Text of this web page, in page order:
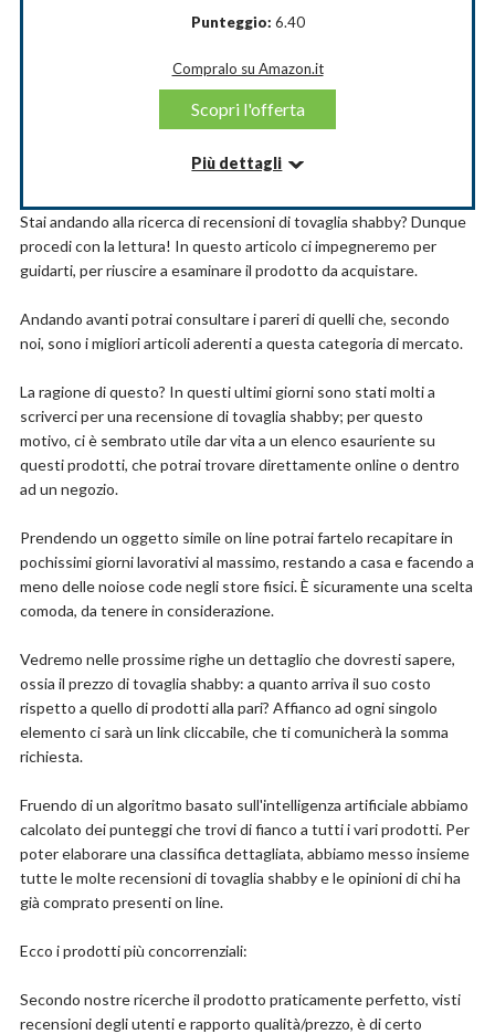
Dimensioni del prodotto: 2L x 1,4l metri
Colore: Multi
Marchio: ABAKUHAUS
Forma: Rettangolare
Scopri l'offerta
Punteggio: 6.40
Compralo su Amazon.it
Scopri l'offerta
Più dettagli
LAVABILE - Ciclo freddo. Facile da pulire.
Abbastanza resistente sia per uso interno che
esterno.
tua famiglia e i tuoi amici, divertirti insieme.
FABBRICATO A - Raso di seta 100% poliestere di
DIMENSIONE - 140 cm di larghezza x 200 cm di
lunghezza.Altamente unico e versatile.FATTO IN
TURCHIA.
PERFETTO - Per ogni occasione a casa, festa,
hotel, ristorante, bar, cucina, sala da pranzo.
Materiale: Poliestere
Marchio: ABAKUHAUS
Colore: Multi 24
Compralo su Amazon.it
Stai andando alla ricerca di recensioni di tovaglia shabby? Dunque
procedi con la lettura! In questo articolo ci impegneremo per
guidarti, per riuscire a esaminare il prodotto da acquistare.
Andando avanti potrai consultare i pareri di quelli che, secondo
noi, sono i migliori articoli aderenti a questa categoria di mercato.
La ragione di questo? In questi ultimi giorni sono stati molti a
scriverci per una recensione di tovaglia shabby; per questo
motivo, ci è sembrato utile dar vita a un elenco esauriente su
questi prodotti, che potrai trovare direttamente online o dentro
ad un negozio.
Prendendo un oggetto simile on line potrai fartelo recapitare in
pochissimi giorni lavorativi al massimo, restando a casa e facendo a
meno delle noiose code negli store fisici. È sicuramente una scelta
comoda, da tenere in considerazione.
Vedremo nelle prossime righe un dettaglio che dovresti sapere,
ossia il prezzo di tovaglia shabby: a quanto arriva il suo costo
rispetto a quello di prodotti alla pari? Affianco ad ogni singolo
elemento ci sarà un link cliccabile, che ti comunicherà la somma
richiesta.
Fruendo di un algoritmo basato sull'intelligenza artificiale abbiamo
calcolato dei punteggi che trovi di fianco a tutti i vari prodotti. Per
poter elaborare una classifica dettagliata, abbiamo messo insieme
tutte le molte recensioni di tovaglia shabby e le opinioni di chi ha
già comprato presenti on line.
Ecco i prodotti più concorrenziali:
Secondo nostre ricerche il prodotto praticamente perfetto, visti
recensioni degli utenti e rapporto qualità/prezzo, è di certo